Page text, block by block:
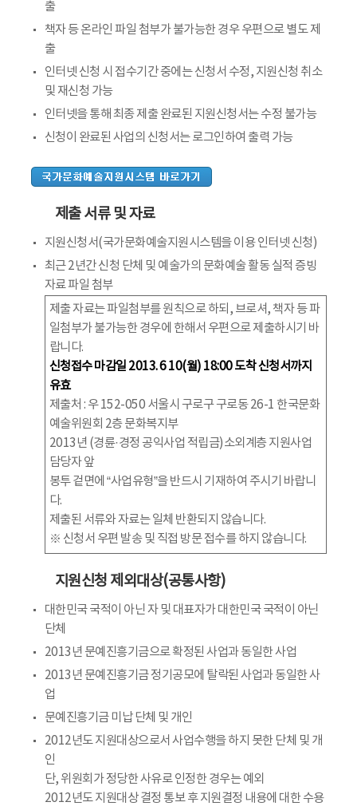
출
책자 등 온라인 파일 첨부가 불가능한 경우 우편으로 별도 제
출
인터넷 신청 시 접수기간 중에는 신청서 수정, 지원신청 취소
및 재신청 가능
인터넷을 통해 최종 제출 완료된 지원신청서는 수정 불가능
신청이 완료된 사업의 신청서는 로그인하여 출력 가능
제출 서류 및 자료
지원신청서(국가문화예술지원시스템을 이용 인터넷 신청)
최근 2년간 신청 단체 및 예술가의 문화예술 활동 실적 증빙
자료 파일 첨부
제출 자료는 파일첨부를 원칙으로 하되, 브로셔, 책자 등 파
일첨부가 불가능한 경우에 한해서 우편으로 제출하시기 바
랍니다.
신청접수 마감일 2013. 6 10(월) 18:00 도착 신청서까지
유효
제출처 : 우 152-050 서울시 구로구 구로동 26-1 한국문화
예술위원회 2층 문화복지부
2013년 (경륜·경정 공익사업 적립금)소외계층 지원사업
담당자 앞
봉투 겉면에 “사업유형”을 반드시 기재하여 주시기 바랍니
다.
제출된 서류와 자료는 일체 반환되지 않습니다.
※ 신청서 우편 발송 및 직접 방문 접수를 하지 않습니다.
지원신청 제외대상(공통사항)
대한민국 국적이 아닌 자 및 대표자가 대한민국 국적이 아닌
단체
2013년 문예진흥기금으로 확정된 사업과 동일한 사업
2013년 문예진흥기금 정기공모에 탈락된 사업과 동일한 사
업
문예진흥기금 미납 단체 및 개인
2012년도 지원대상으로서 사업수행을 하지 못한 단체 및 개
인
단, 위원회가 정당한 사유로 인정한 경우는 예외
2012년도 지원대상 결정 통보 후 지원결정 내용에 대한 수용